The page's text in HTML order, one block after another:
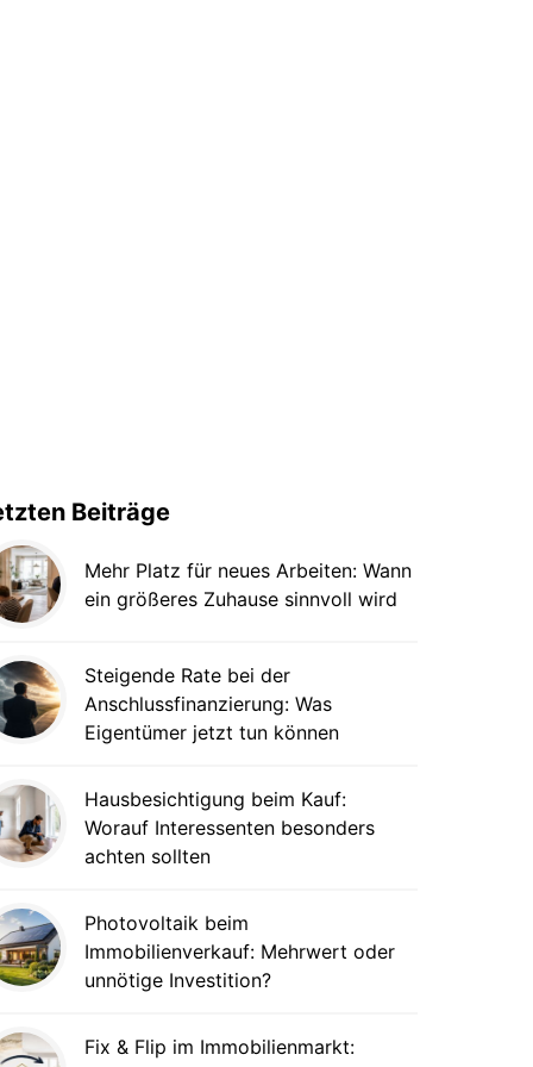
Beiträge
Mehr Platz für neues Arbeiten: Wann
ein größeres Zuhause sinnvoll wird
Steigende Rate bei der
Anschlussfinanzierung: Was
Eigentümer jetzt tun können
Hausbesichtigung beim Kauf:
Worauf Interessenten besonders
achten sollten
Photovoltaik beim
Immobilienverkauf: Mehrwert oder
unnötige Investition?
Fix & Flip im Immobilienmarkt: